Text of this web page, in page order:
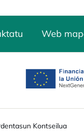
Web
Kontseilua